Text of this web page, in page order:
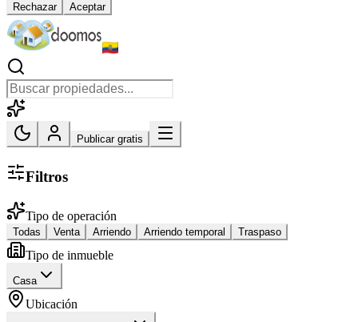
Rechazar Aceptar
Publicar gratis
Filtros
Tipo de operación
Todas Venta Arriendo Arriendo temporal Traspaso
Tipo de inmueble
Casa
Ubicación